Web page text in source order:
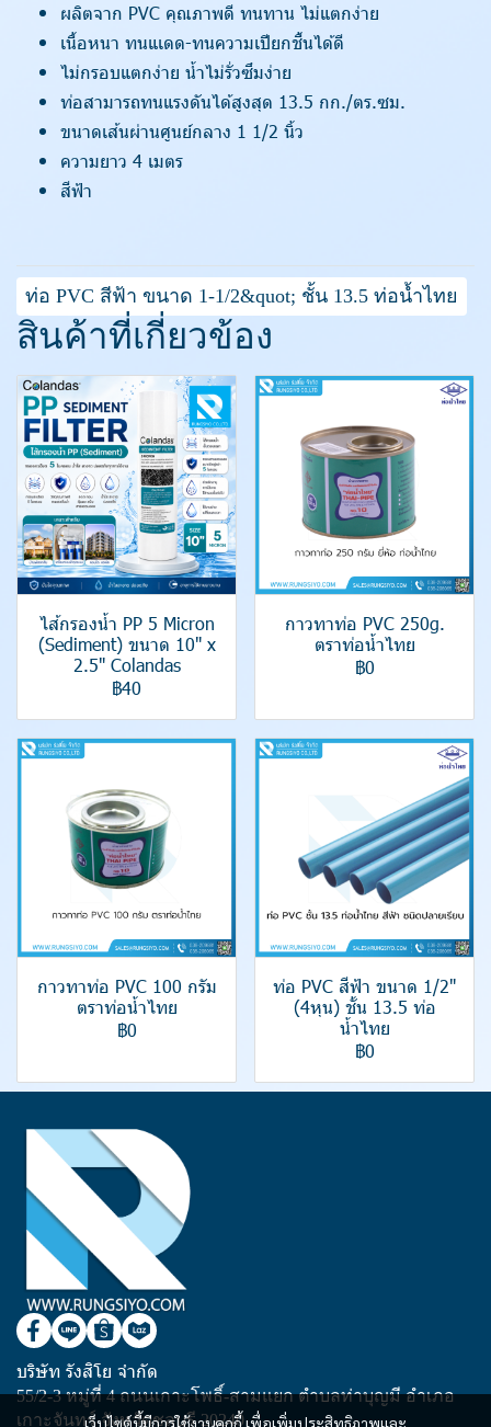
ผลิตจาก PVC คุณภาพดี ทนทาน ไม่แตกง่าย
เนื้อหนา ทนแเดด-ทนความเปียกชื้นได้ดี
ไม่กรอบแตกง่าย น้ำไม่รั่วซึมง่าย
ท่อสามารถทนแรงดันได้สูงสุด 13.5 กก./ตร.ซม.
ขนาดเส้นผ่านศูนย์กลาง 1 1/2 นิ้ว
ความยาว 4 เมตร
สีฟ้า
ท่อ PVC สีฟ้า ขนาด 1-1/2&quot; ชั้น 13.5 ท่อน้ำไทย
สินค้าที่เกี่ยวข้อง
ไส้กรองน้ำ PP 5 Micron
(Sediment) ขนาด 10" x
2.5" Colandas
฿40
กาวทาท่อ PVC 250g.
ตราท่อน้ำไทย
฿0
กาวทาท่อ PVC 100 กรัม
ตราท่อน้ำไทย
฿0
ท่อ PVC สีฟ้า ขนาด 1/2"
(4หุน) ชั้น 13.5 ท่อ
น้ำไทย
฿0
เว็บไซต์นี้มีการใช้งานคุกกี้ เพื่อเพิ่มประสิทธิภาพและ
บริษัท รังสิโย จำกัด
55/2-3 หมู่ที่ 4 ถนนเกาะโพธิ์-สามแยก ตำบลท่าบุญมี อำเภอ
เกาะจันทร์ จังหวัดชลบุรี 20240